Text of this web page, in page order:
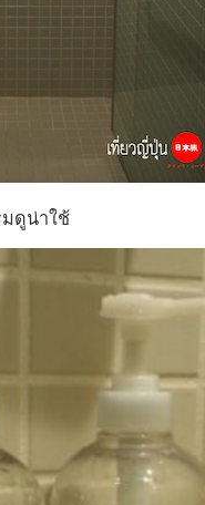
ดูน่าใช้